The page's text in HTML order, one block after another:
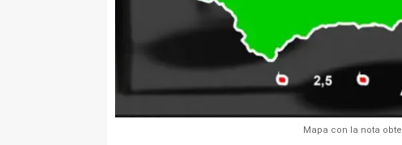
Mapa con la nota